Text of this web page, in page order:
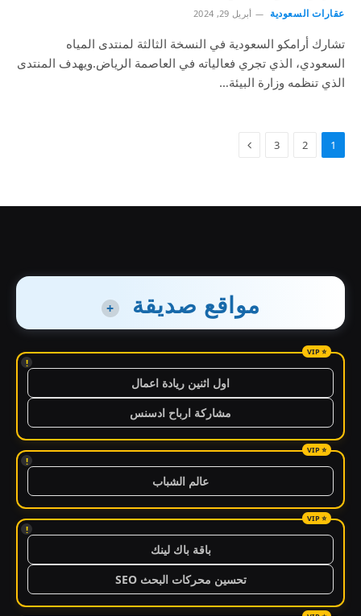
عقارات السعودية أبريل 29, 2024
تشارك أرامكو السعودية في النسخة الثالثة لمنتدى المياه
السعودي، الذي تجري فعالياته في العاصمة الرياض.ويهدف المنتدى
الذي تنظمه وزارة البيئة…
1
2
3
مواقع صديقة +
!
اول اثنين ريادة اعمال
مشاركة ارباح ادسنس
!
عالم الشباب
!
باقة باك لينك
تحسين محركات البحث SEO